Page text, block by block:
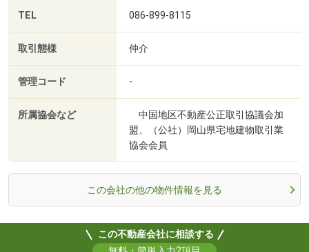
TEL 086-899-8115
取引態様 仲介
管理コード -
所属協会など
中国地区不動産公正取引協議会加
盟、（公社）岡山県宅地建物取引業
協会会員
この会社の他の物件情報を見る
この不動産会社に相談する